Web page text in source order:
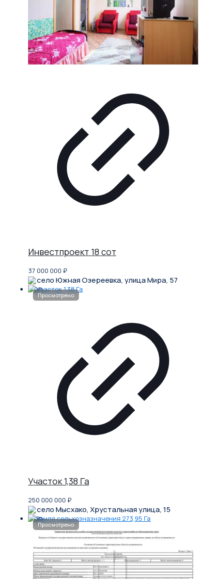
Инвестпроект 18 сот
37 000 000 ₽
село Южная Озереевка, улица Мира, 57
Участок 1,38 Га
250 000 000 ₽
село Мысхако, Хрустальная улица, 15